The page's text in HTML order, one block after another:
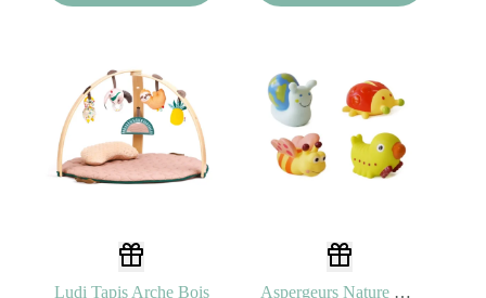
Ludi Tapis Arche Bois Aspergeurs Nature Bain – Ludi